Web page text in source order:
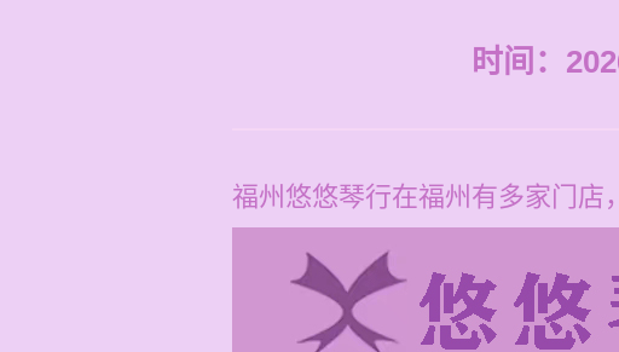
时间：
福州悠悠琴行在福州有多家门店